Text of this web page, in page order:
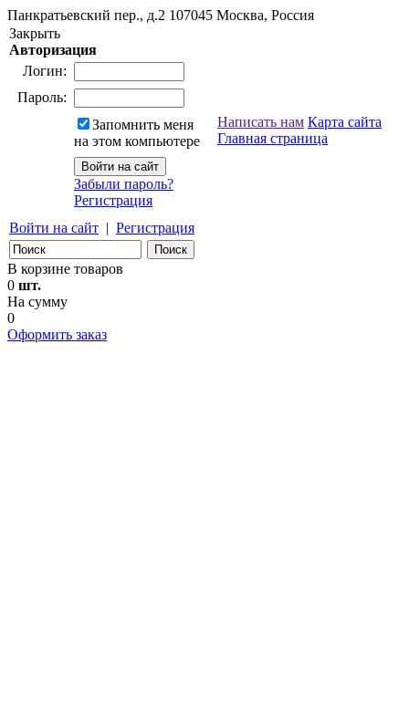
Панкратьевский пер., д.2 107045 Москва, Россия
Закрыть
Авторизация
Логин:
Пароль:
Запомнить меня
на этом компьютере
Забыли пароль?
Регистрация
Войти на сайт | Регистрация
Написать нам Карта сайта
Главная страница
В корзине товаров
0 шт.
На сумму
0
Оформить заказ